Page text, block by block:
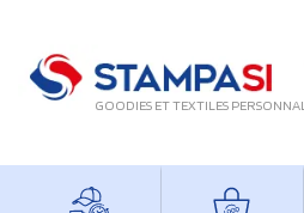
GOODIES ET TEXTILES